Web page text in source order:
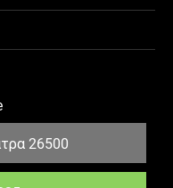
26500